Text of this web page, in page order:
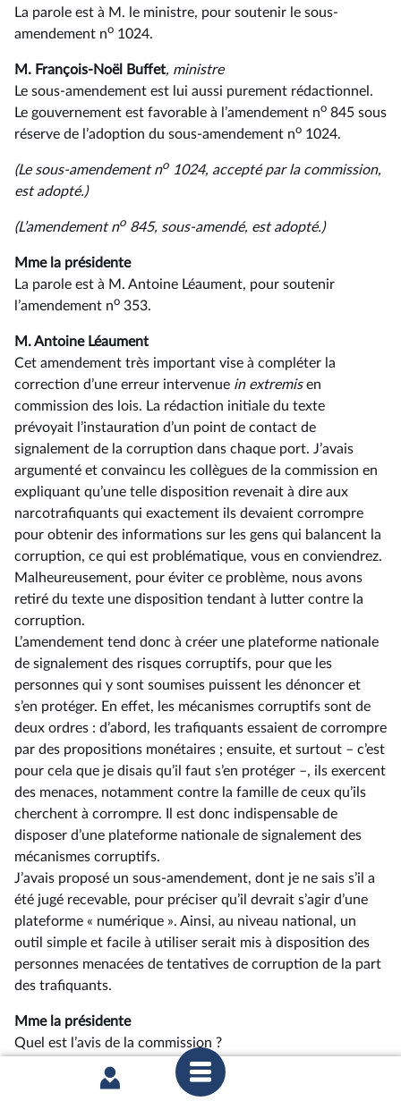
La parole est à M. le ministre, pour soutenir le sous-
amendement no 1024.
M. François-Noël Buffet, ministre
Le sous-amendement est lui aussi purement rédactionnel.
Le gouvernement est favorable à l’amendement no 845 sous
réserve de l’adoption du sous-amendement no 1024.
(Le sous-amendement no 1024, accepté par la commission,
est adopté.)
(L’amendement no 845, sous-amendé, est adopté.)
Mme la présidente
La parole est à M. Antoine Léaument, pour soutenir
l’amendement no 353.
M. Antoine Léaument
Cet amendement très important vise à compléter la
correction d’une erreur intervenue in extremisen
commission des lois. La rédaction initiale du texte
prévoyait l’instauration d’un point de contact de
signalement de la corruption dans chaque port. J’avais
argumenté et convaincu les collègues de la commission en
expliquant qu’une telle disposition revenait à dire aux
narcotrafiquants qui exactement ils devaient corrompre
pour obtenir des informations sur les gens qui balancent la
corruption, ce qui est problématique, vous en conviendrez.
Malheureusement, pour éviter ce problème, nous avons
retiré du texte une disposition tendant à lutter contre la
corruption.
L’amendement tend donc à créer une plateforme nationale
de signalement des risques corruptifs, pour que les
personnes qui y sont soumises puissent les dénoncer et
s’en protéger. En effet, les mécanismes corruptifs sont de
deux ordres : d’abord, les trafiquants essaient de corrompre
par des propositions monétaires ; ensuite, et surtout –⁠ c’est
pour cela que je disais qu’il faut s’en protéger –, ils exercent
des menaces, notamment contre la famille de ceux qu’ils
cherchent à corrompre. Il est donc indispensable de
disposer d’une plateforme nationale de signalement des
mécanismes corruptifs.
J’avais proposé un sous-amendement, dont je ne sais s’il a
été jugé recevable, pour préciser qu’il devrait s’agir d’une
plateforme « numérique ». Ainsi, au niveau national, un
outil simple et facile à utiliser serait mis à disposition des
personnes menacées de tentatives de corruption de la part
des trafiquants.
Mme la présidente
Quel est l’avis de la commission ?
M. Vincent Caure
, rapporteur